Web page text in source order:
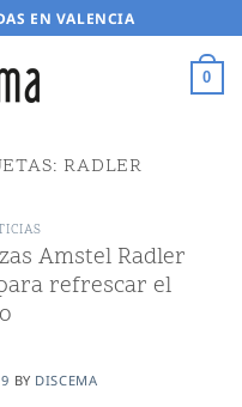
EN VALENCIA
0
RADLER
Amstel Radler
refrescar el
BY DISCEMA